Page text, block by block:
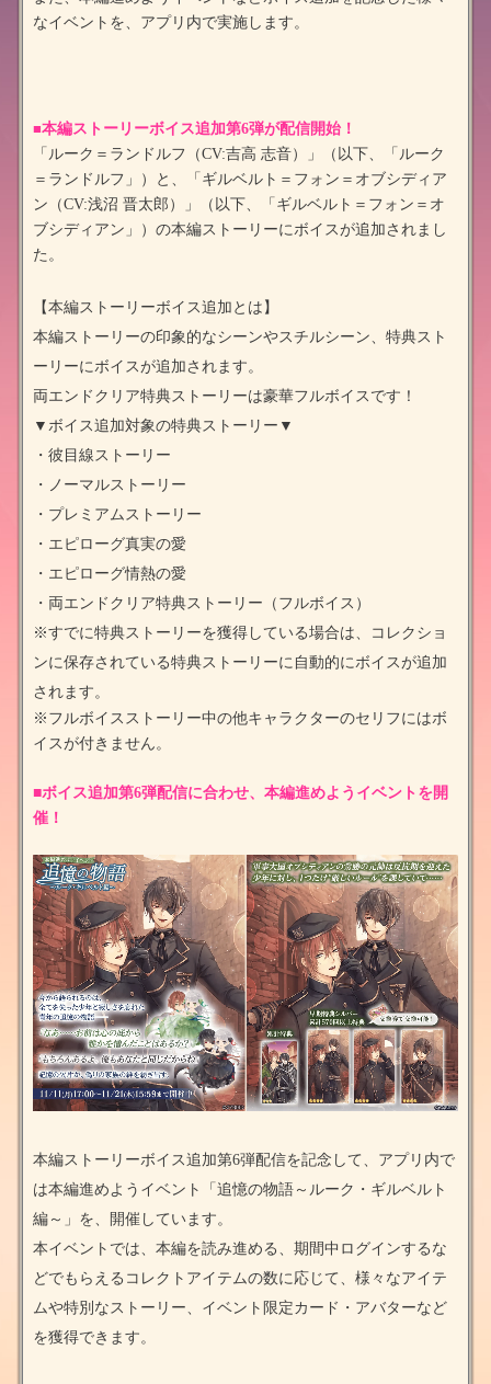
なイベントを、アプリ内で実施します。
■本編ストーリーボイス追加第6弾が配信開始！
「ルーク＝ランドルフ（CV:吉高 志音）」（以下、「ルーク
＝ランドルフ」）と、「ギルベルト＝フォン＝オブシディア
ン（CV:浅沼 晋太郎）」（以下、「ギルベルト＝フォン＝オ
ブシディアン」）の本編ストーリーにボイスが追加されまし
た。
【本編ストーリーボイス追加とは】
本編ストーリーの印象的なシーンやスチルシーン、特典スト
ーリーにボイスが追加されます。
両エンドクリア特典ストーリーは豪華フルボイスです！
▼ボイス追加対象の特典ストーリー▼
・彼目線ストーリー
・ノーマルストーリー
・プレミアムストーリー
・エピローグ真実の愛
・エピローグ情熱の愛
・両エンドクリア特典ストーリー（フルボイス）
※すでに特典ストーリーを獲得している場合は、コレクショ
ンに保存されている特典ストーリーに自動的にボイスが追加
されます。
※フルボイスストーリー中の他キャラクターのセリフにはボ
イスが付きません。
■ボイス追加第6弾配信に合わせ、本編進めようイベントを開
催！
本編ストーリーボイス追加第6弾配信を記念して、アプリ内で
は本編進めようイベント「追憶の物語～ルーク・ギルベルト
編～」を、開催しています。
本イベントでは、本編を読み進める、期間中ログインするな
どでもらえるコレクトアイテムの数に応じて、様々なアイテ
ムや特別なストーリー、イベント限定カード・アバターなど
を獲得できます。